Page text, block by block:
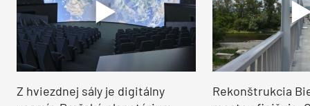
Z hviezdnej sály je digitálny
Rekonštrukcia